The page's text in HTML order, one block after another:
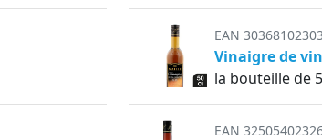
EAN
Vinaigre de
la bouteille de
EAN